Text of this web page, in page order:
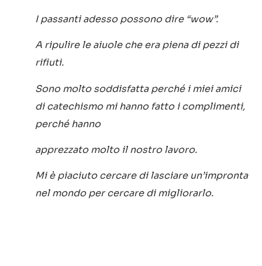
I passanti adesso possono dire “wow”.
A ripulire le aiuole che era piena di pezzi di
rifiuti.
Sono molto soddisfatta perché i miei amici
di catechismo mi hanno fatto i complimenti,
perché hanno
apprezzato molto il nostro lavoro.
Mi è piaciuto cercare di lasciare un’impronta
nel mondo per cercare di migliorarlo.